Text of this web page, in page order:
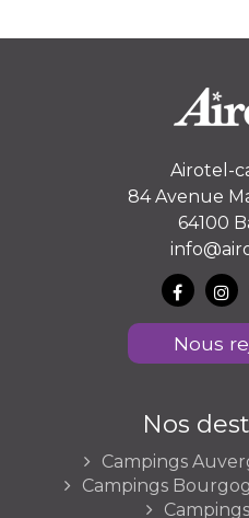
Airotel-
84 Avenue
64100
Nous
Nos
Campings
Campings